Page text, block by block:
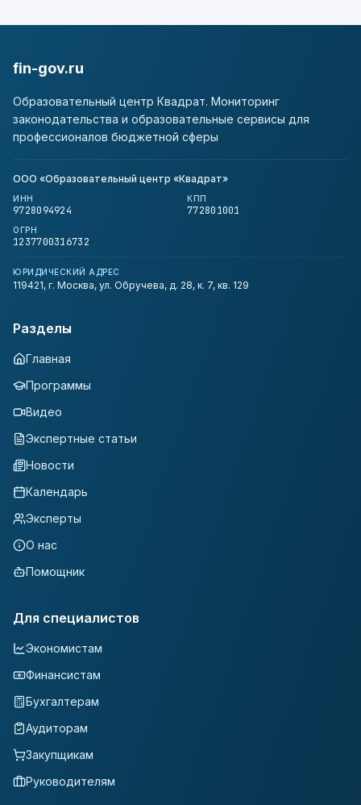
fin-gov.ru
Образовательный центр Квадрат. Мониторинг
законодательства и образовательные сервисы для
профессионалов бюджетной сферы
ООО «Образовательный центр «Квадрат»
ИНН
9728094924
КПП
772801001
ОГРН
1237700316732
ЮРИДИЧЕСКИЙ АДРЕС
119421, г. Москва, ул. Обручева, д. 28, к. 7, кв. 129
Разделы
Главная
Программы
Видео
Экспертные статьи
Новости
Календарь
Эксперты
О нас
Помощник
Для специалистов
Экономистам
Финансистам
Бухгалтерам
Аудиторам
Закупщикам
Руководителям